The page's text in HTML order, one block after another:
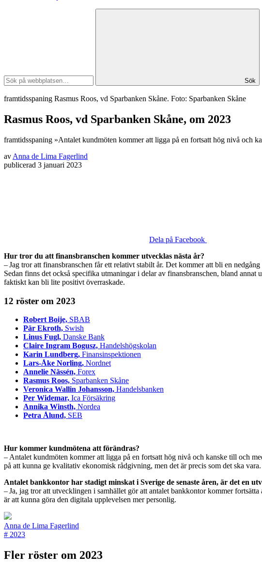
Sök
framtidsspaning Rasmus Roos, vd Spar­banken Skåne. Foto: Sparbanken Skåne
Rasmus Roos, vd Sparbanken Skåne, om 2023
framtidsspaning »Antalet kundmöten kom­mer att ligga på en fortsatt hög nivå och
av Anna de Lima Fagerlind
publicerad 3 januari 2023
Dela på Facebook
Hur tror du att finansbranschen kommer utvecklas nästa år?
– Jag tror att finansbranschen får ett relativt stabilt år. Det kommer att bli en
Sedan finns det också specifika utmaningar i delar av finansbranschen, bland
faktiskt kan bli lite positivt överraskade.
12 röster om 2023
Robert Boije, SBAB
Pär Ekroth, Swish
Linus Fugl, Danske Bank
Claire Ingram Bogusz, Handelshögskolan
Karin Lundberg, Finansinspektionen
Lars-Åke Norling, Nordnet
Annelie Nässén, Forex
Rasmus Roos, Sparbanken Skåne
Veronica Wallin Johansson, Handelsbanken
Per Widemar, Ica Försäkring
Annika Winsth, Nordea
Petra Ålund, SEB
Hur kommer kundmötena att förändras?
– Antalet kundmöten kommer att ligga på en fortsatt hög nivå och kanske till och
på att kunna ge kvalitativ ekonomisk rådgivning, men det är precis som det ska
Antalet bankkontor har stadigt minskat i Sverige de senaste åren, är det en
– Ja, jag tror att utvecklingen i samhället gör att antalet bankkontor kommer
är att kunna göra den digitala upplevelsen mer personlig.
Anna de Lima Fagerlind
# 2023
Fler röster om 2023